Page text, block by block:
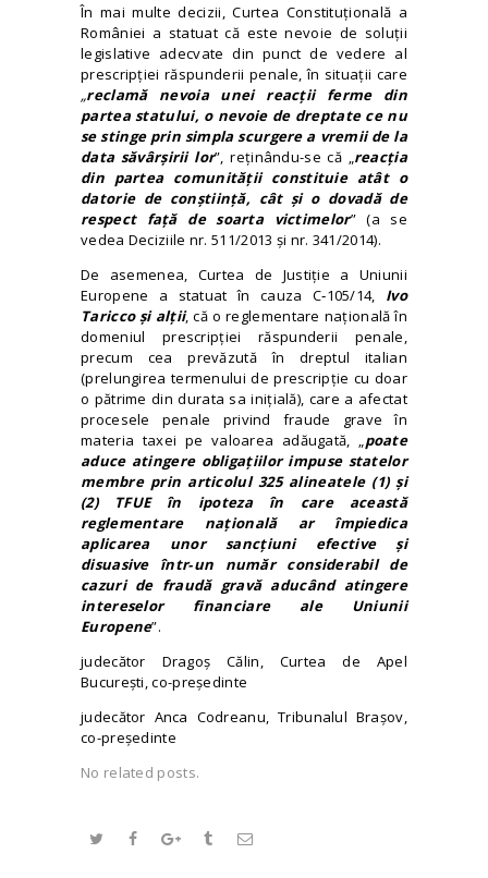
În mai multe decizii, Curtea Constituțională a
României a statuat că este nevoie de soluții
legislative adecvate din punct de vedere al
prescripției răspunderii penale, în situații care
„reclamă nevoia unei reacții ferme din
partea statului, o nevoie de dreptate ce nu
se stinge prin simpla scurgere a vremii de la
data săvârșirii lor”, reținându-se că „reacția
din partea comunității constituie atât o
datorie de conștiință, cât și o dovadă de
respect față de soarta victimelor” (a se
vedea Deciziile nr. 511/2013 și nr. 341/2014).
De asemenea, Curtea de Justiție a Uniunii
Europene a statuat în cauza C‑105/14, Ivo
Taricco și alții, că o reglementare națională în
domeniul prescripției răspunderii penale,
precum cea prevăzută în dreptul italian
(prelungirea termenului de prescripție cu doar
o pătrime din durata sa inițială), care a afectat
procesele penale privind fraude grave în
materia taxei pe valoarea adăugată, „poate
aduce atingere obligațiilor impuse statelor
membre prin articolul 325 alineatele (1) și
(2) TFUE în ipoteza în care această
reglementare națională ar împiedica
aplicarea unor sancțiuni efective și
disuasive într‑un număr considerabil de
cazuri de fraudă gravă aducând atingere
intereselor financiare ale Uniunii
Europene”.
judecător Dragoș Călin, Curtea de Apel
București, co-președinte
judecător Anca Codreanu, Tribunalul Brașov,
co-președinte
No related posts.